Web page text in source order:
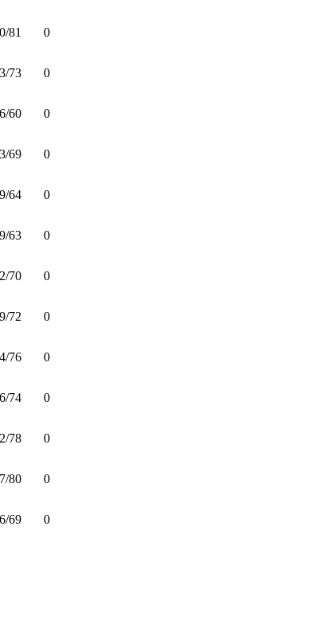
81 0
73 0
60 0
69 0
64 0
63 0
70 0
72 0
76 0
74 0
78 0
80 0
69 0